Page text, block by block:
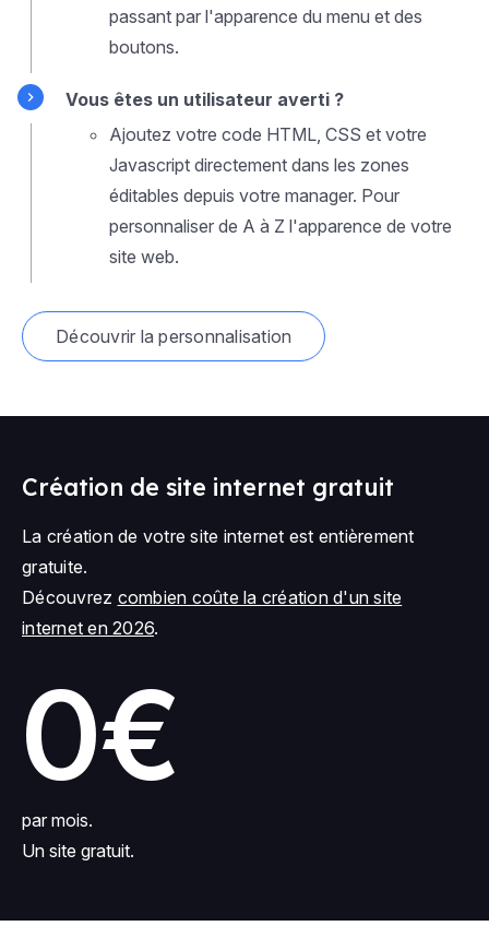
passant par l'apparence du menu et des
boutons.
Vous êtes un utilisateur averti ?
Ajoutez votre code HTML, CSS et votre
Javascript directement dans les zones
éditables depuis votre manager. Pour
personnaliser de A à Z l'apparence de votre
site web.
Découvrir la personnalisation
Création de site internet gratuit
La création de votre site internet est entièrement
gratuite.
Découvrez combien coûte la création d'un site
internet en 2026.
0€
par mois.
Un site gratuit.